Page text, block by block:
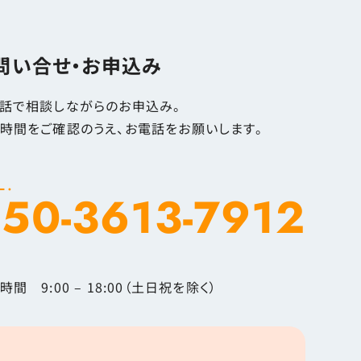
い合せ・お申込み
で相談しながらのお申込み。
間をご確認のうえ、お電話をお願いします。
3613-7912
間 9:00 – 18:00（土日祝を除く）